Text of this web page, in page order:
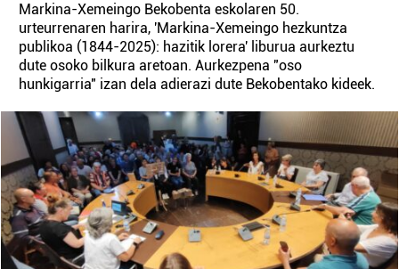
Markina-Xemeingo Bekobenta eskolaren 50.
urteurrenaren harira, 'Markina-Xemeingo hezkuntza
publikoa (1844-2025): hazitik lorera' liburua aurkeztu
dute osoko bilkura aretoan. Aurkezpena "oso
hunkigarria" izan dela adierazi dute Bekobentako kideek.